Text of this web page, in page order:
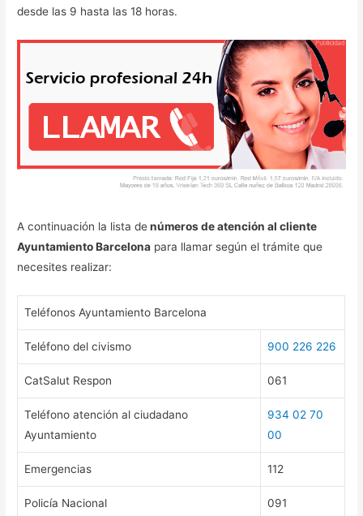
desde las 9 hasta las 18 horas.
A continuación la lista denúmeros de atención al cliente
Ayuntamiento Barcelona para llamar según el trámite que
necesites realizar:
Teléfonos Ayuntamiento Barcelona
Teléfono del civismo 900 226 226
CatSalut Respon 061
Teléfono atención al ciudadano
Ayuntamiento
934 02 70
00
Emergencias 112
Policía Nacional 091